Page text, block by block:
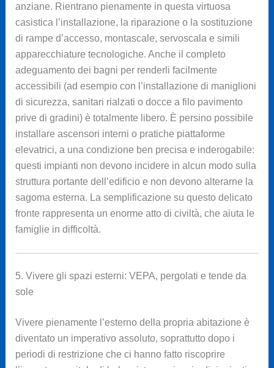
anziane. Rientrano pienamente in questa virtuosa
casistica l’installazione, la riparazione o la sostituzione
di rampe d’accesso, montascale, servoscala e simili
apparecchiature tecnologiche. Anche il completo
adeguamento dei bagni per renderli facilmente
accessibili (ad esempio con l’installazione di maniglioni
di sicurezza, sanitari rialzati o docce a filo pavimento
prive di gradini) è totalmente libero. È persino possibile
installare ascensori interni o pratiche piattaforme
elevatrici, a una condizione ben precisa e inderogabile:
questi impianti non devono incidere in alcun modo sulla
struttura portante dell’edificio e non devono alterarne la
sagoma esterna. La semplificazione su questo delicato
fronte rappresenta un enorme atto di civiltà, che aiuta le
famiglie in difficoltà.
5. Vivere gli spazi esterni: VEPA, pergolati e tende da
sole
Vivere pienamente l’esterno della propria abitazione è
diventato un imperativo assoluto, soprattutto dopo i
periodi di restrizione che ci hanno fatto riscoprire